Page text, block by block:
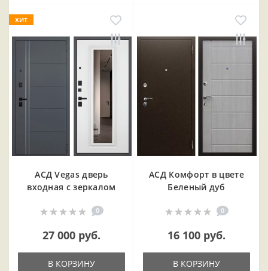
ХИТ
АСД Vegas дверь
входная с зеркалом
0
27 000 руб.
В КОРЗИНУ
АСД Комфорт в цвете
Беленый дуб
0
16 100 руб.
В КОРЗИНУ